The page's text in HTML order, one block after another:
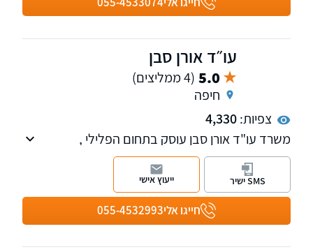
עו״ד אורן סבן
5.0 (4 ממליצים)
חיפה
צפיות:4,330
משרד עו"ד אורן סבן עוסק בתחום הפלילי ,
תעבורה , פלילי דין צבאי , חוזי מקרקעין
חייגו אלי055-4532993
SMS ישיר ייעוץ אישי